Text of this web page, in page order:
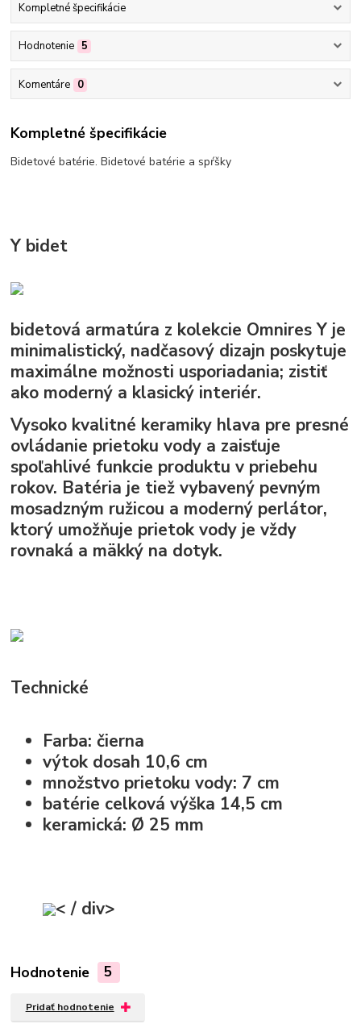
Kompletné špecifikácie
Hodnotenie 5
Komentáre 0
Kompletné špecifikácie
Bidetové batérie. Bidetové batérie a spŕšky
Y bidet
bidetová armatúra z kolekcie Omnires Y je
minimalistický, nadčasový dizajn poskytuje
maximálne možnosti usporiadania; zistiť
ako moderný a klasický interiér.
Vysoko kvalitné keramiky hlava pre presné
ovládanie prietoku vody a zaisťuje
spoľahlivé funkcie produktu v priebehu
rokov. Batéria je tiež vybavený pevným
mosadzným ružicou a moderný perlátor,
ktorý umožňuje prietok vody je vždy
rovnaká a mäkký na dotyk.
Technické
Farba: čierna
výtok dosah 10,6 cm
množstvo prietoku vody: 7 cm
batérie celková výška 14,5 cm
keramická: Ø 25 mm
< / div>
Hodnotenie 5
Pridať hodnotenie